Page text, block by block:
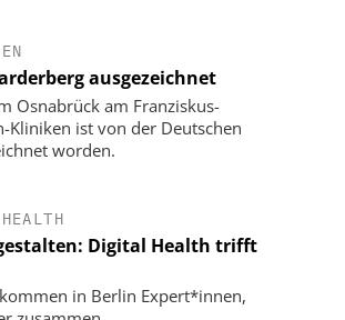
ausgezeichnet
Osnabrück am Franziskus-
Kliniken ist von der Deutschen
worden.
Digital Health trifft
in Berlin Expert*innen,